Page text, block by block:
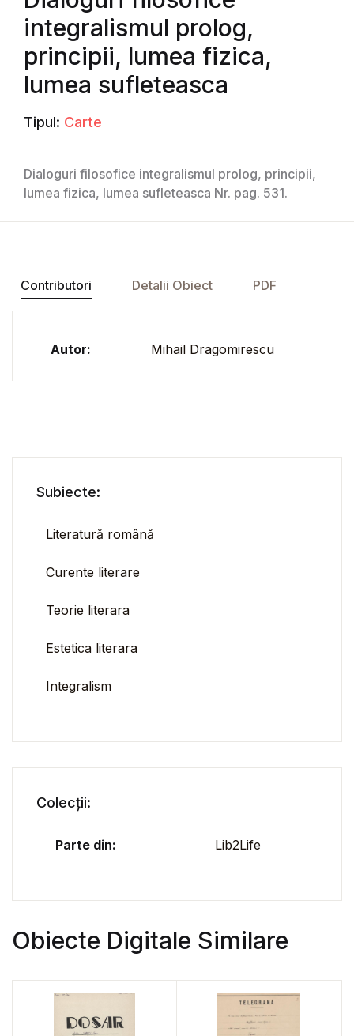
integralismul prolog,
principii, lumea fizica,
lumea sufleteasca
Tipul: Carte
Dialoguri filosofice integralismul prolog, principii,
lumea fizica, lumea sufleteasca Nr. pag. 531.
Contributori Detalii Obiect PDF
Autor: Mihail Dragomirescu
Subiecte:
Literatură română
Curente literare
Teorie literara
Estetica literara
Integralism
Colecții:
Parte din: Lib2Life
Obiecte Digitale Similare